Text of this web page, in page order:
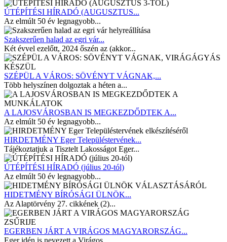
ÚTÉPÍTÉSI HÍRADÓ (AUGUSZTUS...
Az elmúlt 50 év legnagyobb...
Szakszerűen halad az egri vár...
Két évvel ezelőtt, 2024 őszén az (akkor...
SZÉPÜL A VÁROS: SÖVÉNYT VÁGNAK,...
Több helyszínen dolgoztak a héten a...
A LAJOSVÁROSBAN IS MEGKEZDŐDTEK A...
Az elmúlt 50 év legnagyobb...
HIRDETMÉNY Eger Településtervének...
Tájékoztatjuk a Tisztelt Lakosságot Eger...
ÚTÉPÍTÉSI HÍRADÓ (július 20-tól)
Az elmúlt 50 év legnagyobb...
HIDETMÉNY BÍRÓSÁGI ÜLNÖK...
Az Alaptörvény 27. cikkének (2)...
EGERBEN JÁRT A VIRÁGOS MAGYARORSZÁG...
Eger idén is nevezett a Virágos...